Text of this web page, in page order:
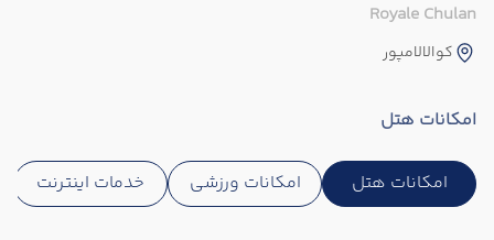
Royale Chulan
کوالالامپور
امکانات هتل
امکانات هتل امکانات ورزشی خدمات اینترنت